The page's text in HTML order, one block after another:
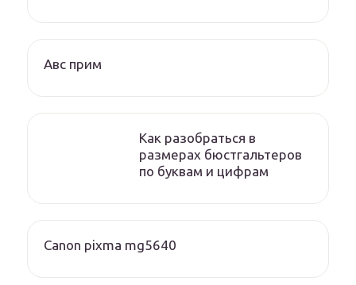
Авс прим
Как разобраться в
размерах бюстгальтеров
по буквам и цифрам
Canon pixma mg5640